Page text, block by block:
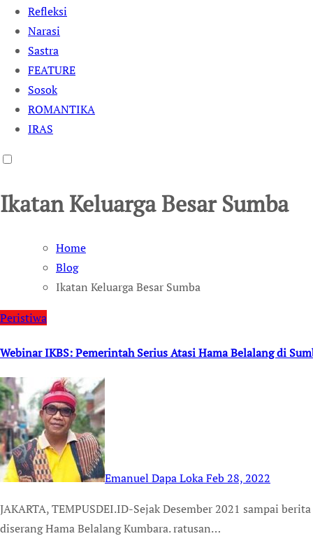
Refleksi
Narasi
Sastra
FEATURE
Sosok
ROMANTIKA
IRAS
Ikatan Keluarga Besar Sumba
Home
Blog
Ikatan Keluarga Besar Sumba
Peristiwa
Webinar IKBS: Pemerintah Serius Atasi Hama Belalang di
Emanuel Dapa LokaFeb 28, 2022
JAKARTA, TEMPUSDEI.ID-Sejak Desember 2021 sampai berita ini diturunkan, Pulau Sumba di NTT kembali
diserang Hama Belalang Kumbara. ratusan…